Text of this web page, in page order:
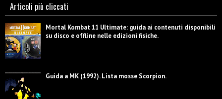
Articoli più cliccati
Mortal Kombat 11 Ultimate: guida ai contenuti disponibili
su disco e offline nelle edizioni fisiche.
Guida a MK (1992). Lista mosse Scorpion.